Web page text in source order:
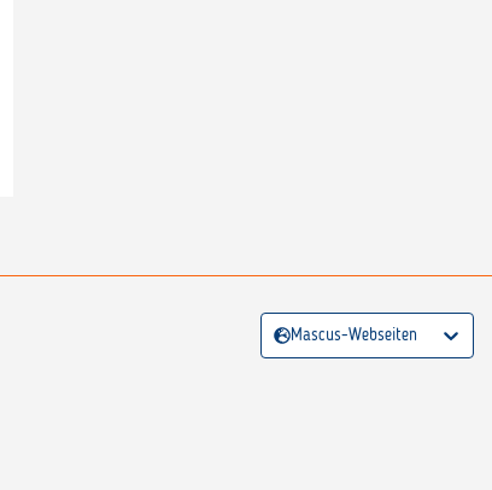
Mascus-Webseiten